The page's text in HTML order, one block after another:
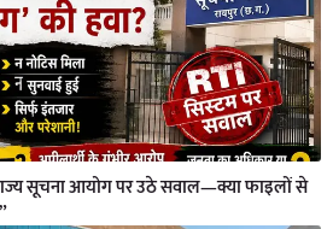
सूचना आयोग पर उठे सवाल—क्या फाइलों से